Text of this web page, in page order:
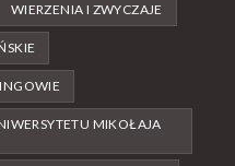
WIERZENIA I ZWYCZAJE
MIKOŁAJA